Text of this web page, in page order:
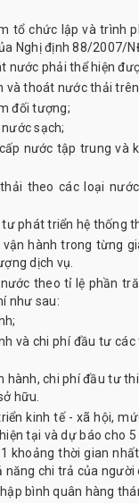
tổ chức lập và trình
Nghị định 88/2007/
nước phải thể hiện
và thoát nước thải
đối tượng;
sạch;
nước tập trung và
theo các loại
phát triển hệ thống
hành trong từng
dịch vụ.
theo tỉ lệ phần
như sau:
và chi phí đầu tư
hành, chi phí đầu tư
hữu.
kinh tế - xã hội,
tại và dự báo cho
khoảng thời gian
chi trả của người
bình quân hàng